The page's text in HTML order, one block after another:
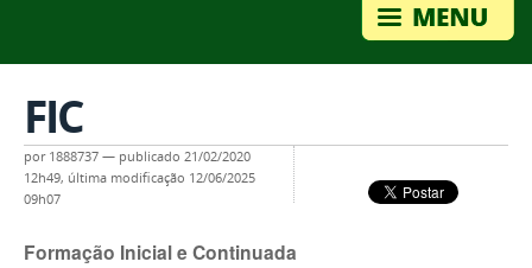
FIC
por 1888737 — publicado 21/02/2020
12h49, última modificação 12/06/2025
09h07
Formação Inicial e Continuada